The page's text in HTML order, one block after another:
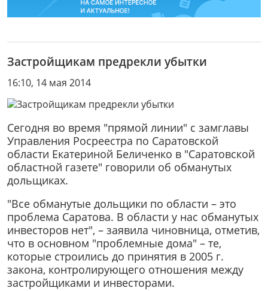
Застройщикам предрекли убытки
16:10, 14 мая 2014
Сегодня во время "прямой линии" с замглавы
Управления Росреестра по Саратовской
области Екатериной Беличенко в "Саратовской
областной газете" говорили об обманутых
дольщиках.
"Все обманутые дольщики по области – это
проблема Саратова. В области у нас обманутых
инвесторов нет", – заявила чиновница, отметив,
что в основном "проблемные дома" – те,
которые строились до принятия в 2005 г.
закона, контролирующего отношения между
застройщиками и инвесторами.